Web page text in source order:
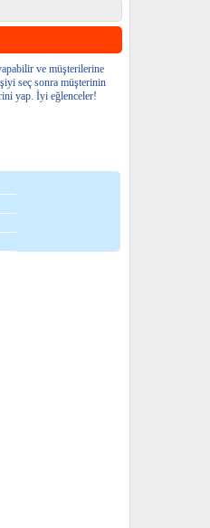
ve müşterilerine
seç sonra müşterinin
yap. İyi eğlenceler!